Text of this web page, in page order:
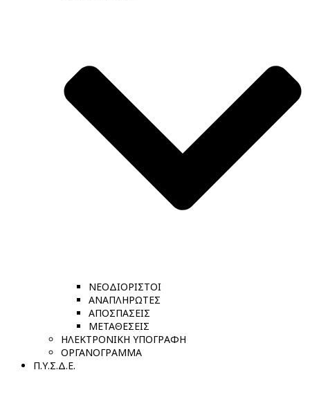
ΝΕΟΔΙΟΡΙΣΤΟΙ
ΑΝΑΠΛΗΡΩΤΕΣ
ΑΠΟΣΠΑΣΕΙΣ
ΜΕΤΑΘΕΣΕΙΣ
ΗΛΕΚΤΡΟΝΙΚΗ ΥΠΟΓΡΑΦΗ
ΟΡΓΑΝΟΓΡΑΜΜΑ
Π.Υ.Σ.Δ.Ε.